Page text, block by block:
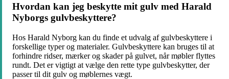
Hvordan kan jeg beskytte mit gulv med Harald
Nyborgs gulvbeskyttere?
Hos Harald Nyborg kan du finde et udvalg af gulvbeskyttere i
forskellige typer og materialer. Gulvbeskyttere kan bruges til at
forhindre ridser, mærker og skader på gulvet, når møbler flyttes
rundt. Det er vigtigt at vælge den rette type gulvbeskytter, der
passer til dit gulv og møblernes vægt.